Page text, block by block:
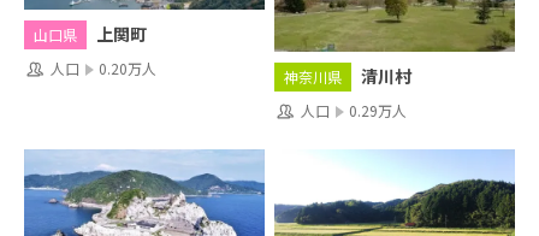
山口県 上関町
人口 0.20万人 神奈川県 清川村
人口 0.29万人